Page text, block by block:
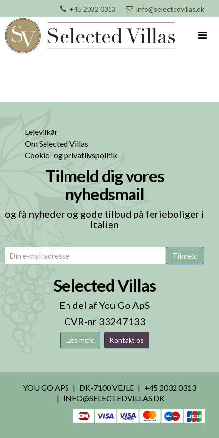
+45 2032 0313 info@selectedvillas.dk
Lejevilkår
Om Selected Villas
Cookie- og privatlivspolitik
Tilmeld dig vores
nyhedsmail
og få nyheder og gode tilbud på ferieboliger i
Italien
email (Påkrævet) Tilmeld
Selected Villas
En del af You Go ApS
CVR-nr 33247133
Læs mere Kontakt os
YOU GO APS DK-7100 VEJLE
+45 2032 0313
INFO@SELECTEDVILLAS.DK